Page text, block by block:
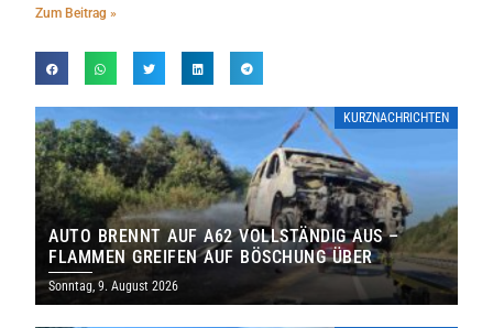
Zum Beitrag »
KURZNACHRICHTEN
AUTO BRENNT AUF A62 VOLLSTÄNDIG AUS –
FLAMMEN GREIFEN AUF BÖSCHUNG ÜBER
Sonntag, 9. August 2026